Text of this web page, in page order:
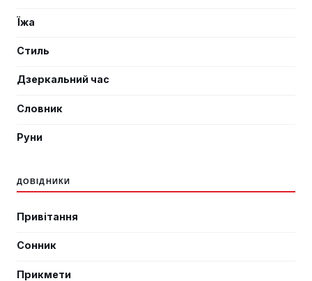
Їжа
Стиль
Дзеркальний час
Словник
Руни
ДОВІДНИКИ
Привітання
Сонник
Прикмети